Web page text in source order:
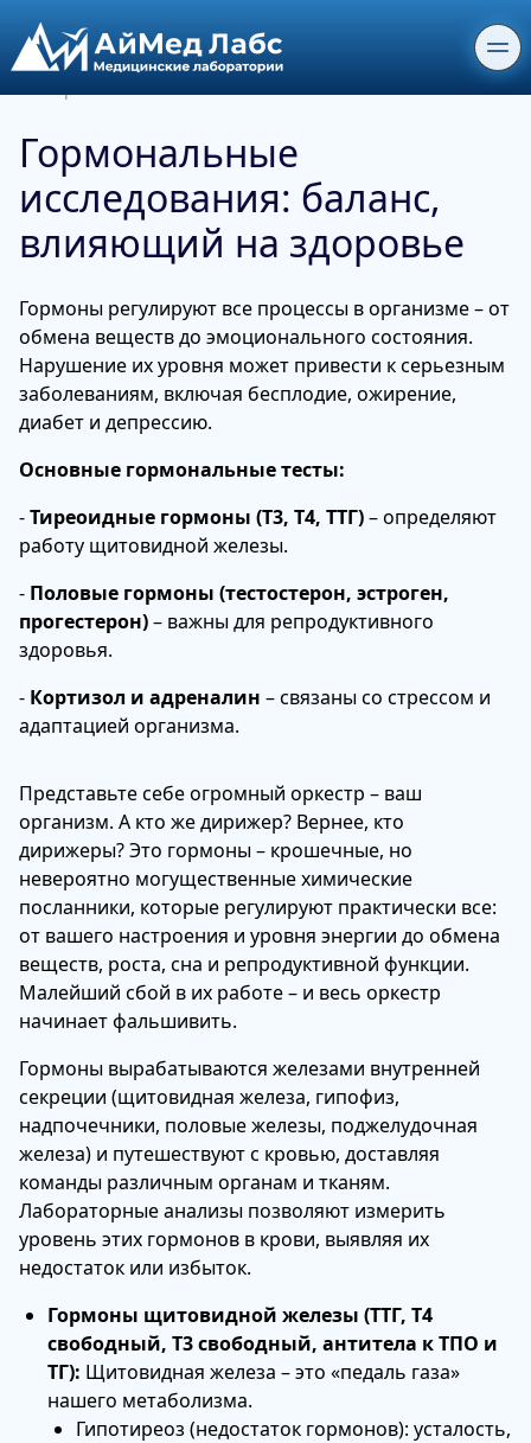
Гормональные
исследования: баланс,
влияющий на здоровье
Гормоны регулируют все процессы в организме – от
обмена веществ до эмоционального состояния.
Нарушение их уровня может привести к серьезным
заболеваниям, включая бесплодие, ожирение,
диабет и депрессию.
Основные гормональные тесты:
-Тиреоидные гормоны (Т3, Т4, ТТГ)– определяют
работу щитовидной железы.
- Половые гормоны (тестостерон, эстроген,
прогестерон)– важны для репродуктивного
здоровья.
- Кортизол и адреналин – связаны со стрессом и
адаптацией организма.
Представьте себе огромный оркестр – ваш
организм. А кто же дирижер? Вернее, кто
дирижеры? Это гормоны – крошечные, но
невероятно могущественные химические
посланники, которые регулируют практически все:
от вашего настроения и уровня энергии до обмена
веществ, роста, сна и репродуктивной функции.
Малейший сбой в их работе – и весь оркестр
начинает фальшивить.
Гормоны вырабатываются железами внутренней
секреции (щитовидная железа, гипофиз,
надпочечники, половые железы, поджелудочная
железа) и путешествуют с кровью, доставляя
команды различным органам и тканям.
Лабораторные анализы позволяют измерить
уровень этих гормонов в крови, выявляя их
недостаток или избыток.
Гормоны щитовидной железы (ТТГ, Т4
свободный, Т3 свободный, антитела к ТПО и
ТГ): Щитовидная железа – это «педаль газа»
нашего метаболизма.
Гипотиреоз (недостаток гормонов): усталость,